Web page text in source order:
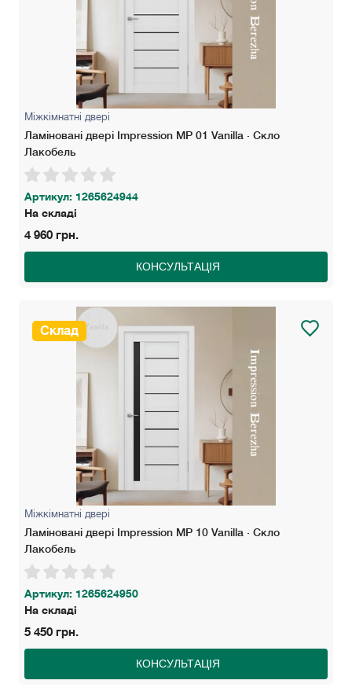
Міжкімнатні двері
Ламіновані двері Impression MP 01 Vanilla · Скло
Лакобель
Артикул: 1265624944
На складі
4 960 грн.
КОНСУЛЬТАЦІЯ
Склад
Міжкімнатні двері
Ламіновані двері Impression MP 10 Vanilla · Скло
Лакобель
Артикул: 1265624950
На складі
5 450 грн.
КОНСУЛЬТАЦІЯ